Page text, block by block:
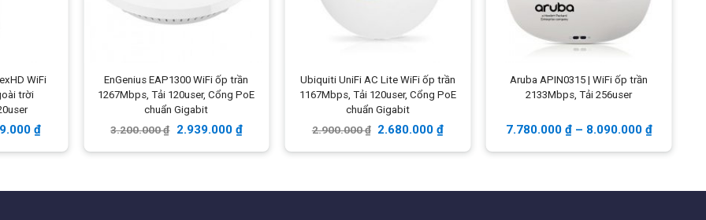
( 5GHz-6dBi)phát công suất thực Max
UniFi U6 Pro phát sóng trong bán kính
độ trễ xuống mức thấp nhất ở các tác vụ sử dụng ít
dùng di chuyển liên tục mà không bị gián đoạn kết nối,
WiFi
trời
₫
EnGenius EAP1300 WiFi ốp trần
1267Mbps, Tải 120user, Cổng PoE
chuẩn Gigabit
3.200.000₫ 2.939.000 ₫
Ubiquiti UniFi AC Lite WiFi ốp trần
1167Mbps, Tải 120user, Cổng PoE
chuẩn Gigabit
2.900.000₫ 2.680.000 ₫
Aruba APIN0315 | WiFi ốp trần
2133Mbps, Tải 256user
7.780.000 ₫– 8.090.000 ₫